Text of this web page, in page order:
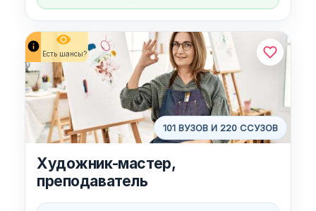
info remove_red_eye
Есть шансы?
101 ВУЗОВ И 220 ССУЗОВ
Художник-мастер,
преподаватель